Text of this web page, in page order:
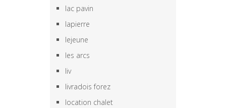
lac pavin
lapierre
lejeune
les arcs
liv
livradois forez
location chalet